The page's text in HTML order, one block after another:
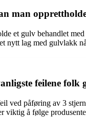
man
et gulv behandlet
nytt lag med gulvlakk
feilene
ved påføring av 3
viktig å følge